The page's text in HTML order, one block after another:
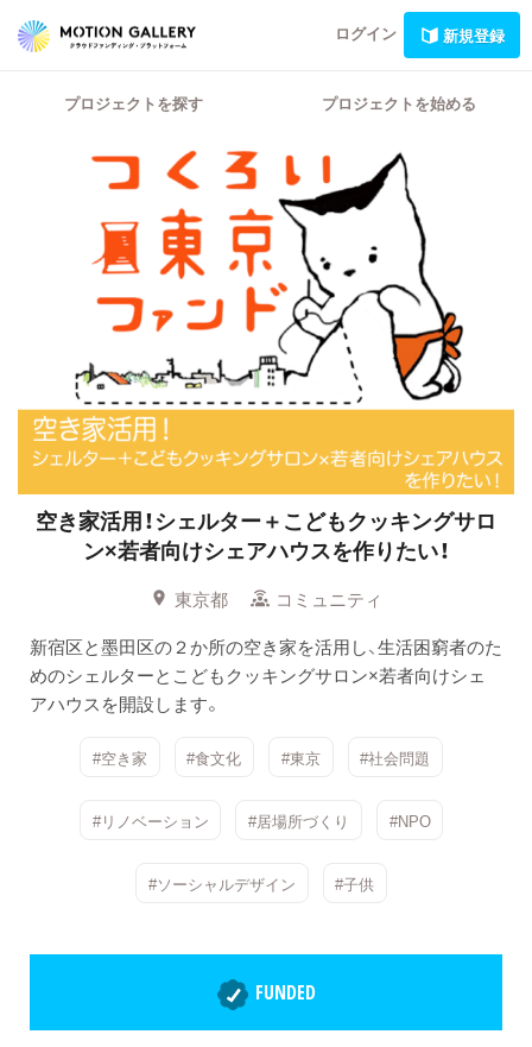
ログイン 新規登録
プロジェクトを探す プロジェクトを始める
空き家活用！シェルター＋こどもクッキングサロ
ン×若者向けシェアハウスを作りたい！
東京都
コミュニティ
新宿区と墨田区の２か所の空き家を活用し、生活困窮者のた
めのシェルターとこどもクッキングサロン×若者向けシェ
アハウスを開設します。
#空き家 #食文化 #東京 #社会問題
#リノベーション #居場所づくり #NPO
#ソーシャルデザイン #子供
FUNDED